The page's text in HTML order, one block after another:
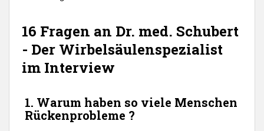
16 Fragen an Dr. med. Schubert
- Der Wirbelsäulenspezialist
im Interview
1. Warum haben so viele Menschen
Rückenprobleme ?